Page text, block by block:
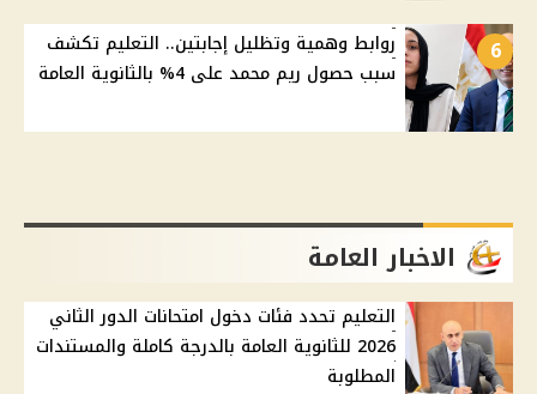
6
روابط وهمية وتظليل إجابتين.. التعليم تكشف
سبب حصول ريم محمد على 4% بالثانوية العامة
الاخبار العامة
التعليم تحدد فئات دخول امتحانات الدور الثاني
2026 للثانوية العامة بالدرجة كاملة والمستندات
المطلوبة